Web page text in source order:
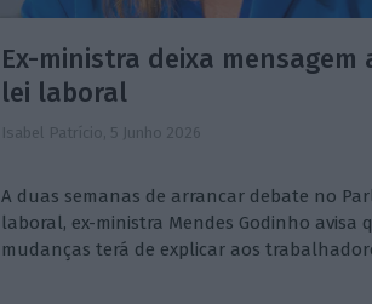
Ex-ministra deixa
lei laboral
Isabel Patrício, 5 Junho 2026
A duas semanas de arrancar debate no
laboral, ex-ministra Mendes Godinho avisa
mudanças terá de explicar aos